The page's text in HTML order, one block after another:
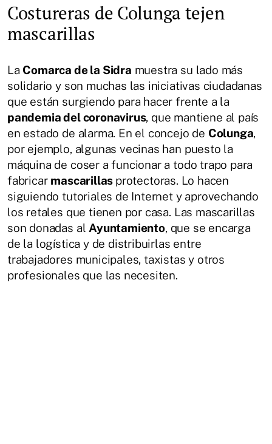
Costureras de Colunga tejen
mascarillas
La Comarca de la Sidra muestra su lado más
solidario y son muchas las iniciativas ciudadanas
que están surgiendo para hacer frente a la
pandemia del coronavirus, que mantiene al país
en estado de alarma. En el concejo de Colunga,
por ejemplo, algunas vecinas han puesto la
máquina de coser a funcionar a todo trapo para
fabricar mascarillas protectoras. Lo hacen
siguiendo tutoriales de Internet y aprovechando
los retales que tienen por casa. Las mascarillas
son donadas al Ayuntamiento, que se encarga
de la logística y de distribuirlas entre
trabajadores municipales, taxistas y otros
profesionales que las necesiten.